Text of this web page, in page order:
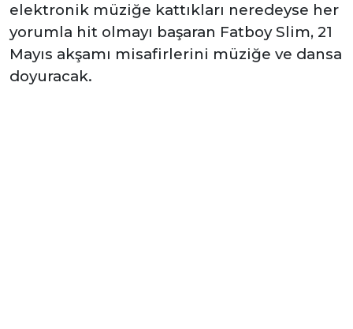
elektronik müziğe kattıkları neredeyse her
yorumla hit olmayı başaran Fatboy Slim, 21
Mayıs akşamı misafirlerini müziğe ve dansa
doyuracak.